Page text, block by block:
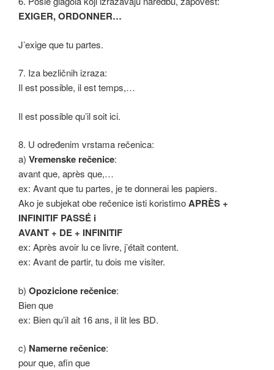
EXIGER, ORDONNER…
J’exige que tu partes.
7. Iza bezličnih izraza:
Il est possible, il est temps,…
Il est possible qu’il soit ici.
8. U određenim vrstama rečenica:
a) Vremenske rečenice:
avant que, après que,…
ex: Avant que tu partes, je te donnerai les papiers.
Ako je subjekat obe rečenice isti koristimoAPRÈS +
INFINITIF PASSÉ i
AVANT + DE + INFINITIF
ex: Après avoir lu ce livre, j’était content.
ex: Avant de partir, tu dois me visiter.
b) Opozicione rečenice:
Bien que
ex: Bien qu’il ait 16 ans, il lit les BD.
c) Namerne rečenice:
pour que, afin que